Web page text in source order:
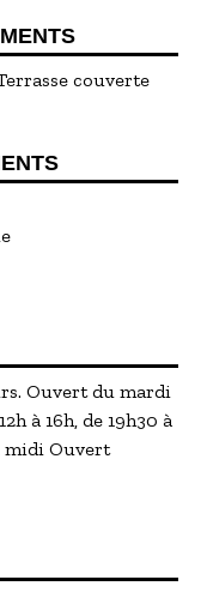
couverte
Ouvert du mardi
à 16h, de 19h30 à
midi Ouvert